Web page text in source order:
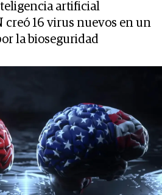
artificial
creó 16 virus nuevos en un
la bioseguridad